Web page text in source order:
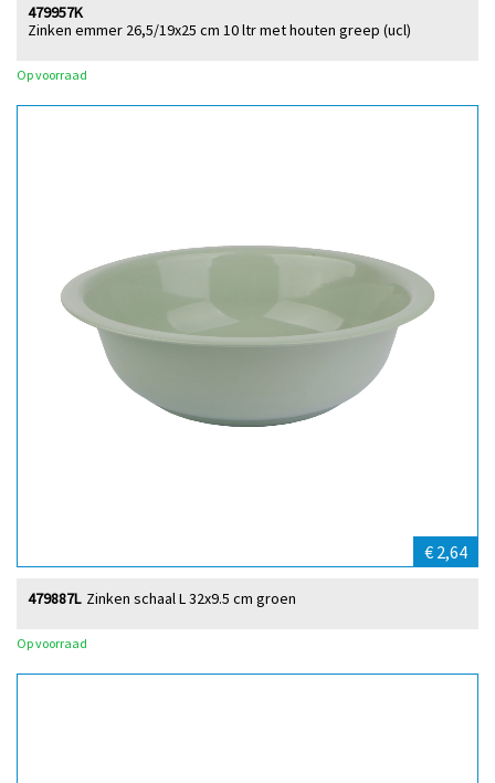
Zinken emmer 26,5/19x25 cm 10 ltr met houten greep (ucl)
479957K
Op voorraad
€ 2,64
Zinken schaal L 32x9.5 cm groen
479887L
Op voorraad